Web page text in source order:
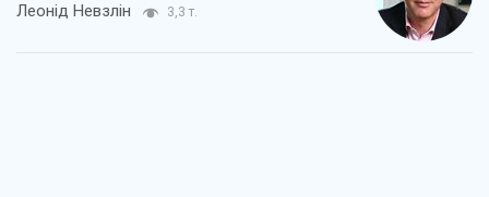
Леонід Невзлін 3,3 т.